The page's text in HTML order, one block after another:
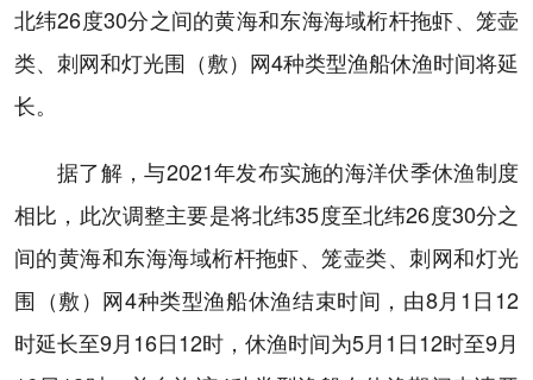
北纬26度30分之间的黄海和东海海域桁杆拖虾、笼壶
类、刺网和灯光围（敷）网4种类型渔船休渔时间将延
长。
据了解，与2021年发布实施的海洋伏季休渔制度
相比，此次调整主要是将北纬35度至北纬26度30分之
间的黄海和东海海域桁杆拖虾、笼壶类、刺网和灯光
围（敷）网4种类型渔船休渔结束时间，由8月1日12
时延长至9月16日12时，休渔时间为5月1日12时至9月